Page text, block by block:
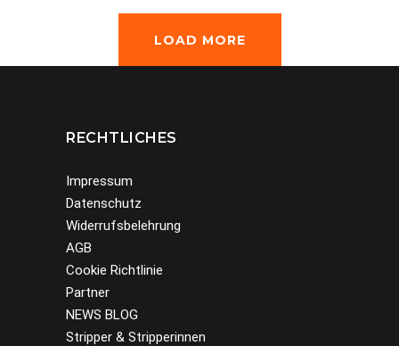
LOAD MORE
RECHTLICHES
Impressum
Datenschutz
Widerrufsbelehrung
AGB
Cookie Richtlinie
Partner
NEWS BLOG
Stripper & Stripperinnen